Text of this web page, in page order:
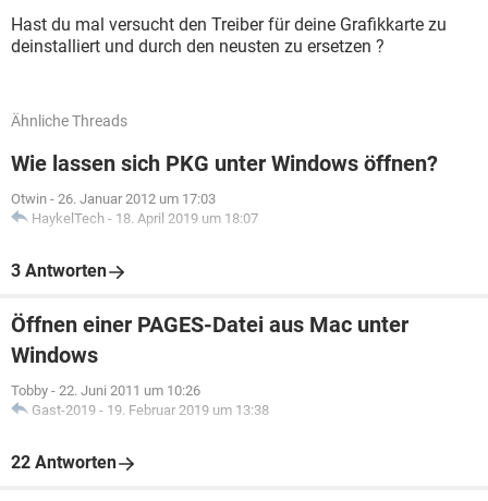
Hast du mal versucht den Treiber für deine Grafikkarte zu
deinstalliert und durch den neusten zu ersetzen ?
Ähnliche Threads
Wie lassen sich PKG unter Windows öffnen?
Otwin - 26. Januar 2012 um 17:03
HaykelTech - 18. April 2019 um 18:07
3 Antworten
Öffnen einer PAGES-Datei aus Mac unter
Windows
Tobby - 22. Juni 2011 um 10:26
Gast-2019 - 19. Februar 2019 um 13:38
22 Antworten